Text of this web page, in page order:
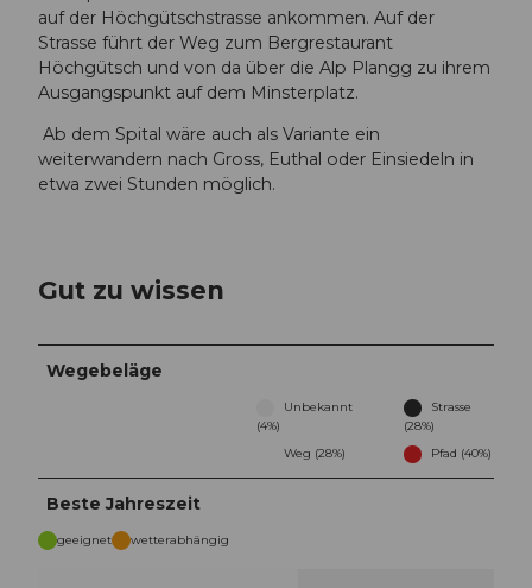
auf der Höchgütschstrasse ankommen. Auf der
Strasse führt der Weg zum Bergrestaurant
Höchgütsch und von da über die Alp Plangg zu ihrem
Ausgangspunkt auf dem Minsterplatz.
Ab dem Spital wäre auch als Variante ein
weiterwandern nach Gross, Euthal oder Einsiedeln in
etwa zwei Stunden möglich.
Gut zu wissen
Wegebeläge
Unbekannt
(4%)
Strasse
(28%)
Weg (28%)
Pfad (40%)
Beste Jahreszeit
geeignet wetterabhängig